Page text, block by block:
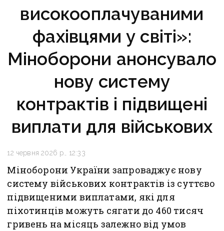
високооплачуваними
фахівцями у світі»:
Міноборони анонсувало
нову систему
контрактів і підвищені
виплати для військових
12 червня 2026 р., 12:33
Міноборони України запроваджує нову
систему військових контрактів із суттєво
підвищеними виплатами, які для
піхотинців можуть сягати до 460 тисяч
гривень на місяць залежно від умов